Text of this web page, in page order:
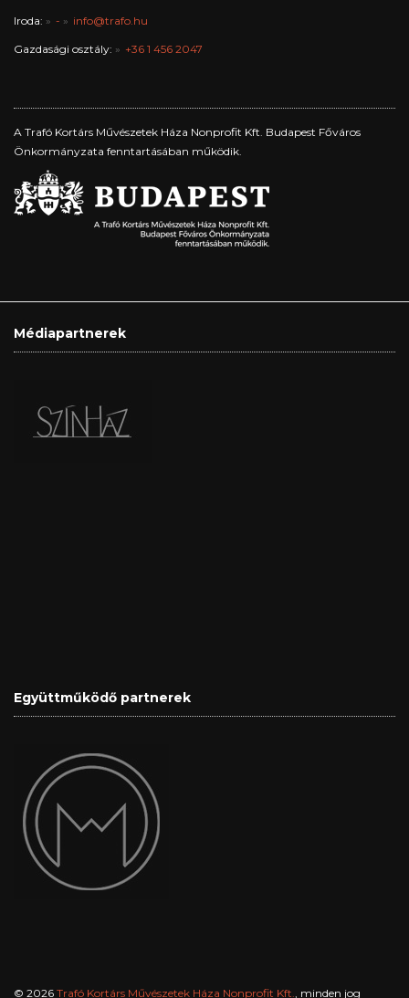
Iroda: - info@trafo.hu
Gazdasági osztály: +36 1 456 2047
A Trafó Kortárs Művészetek Háza Nonprofit Kft. Budapest Főváros
Önkormányzata fenntartásában működik.
Médiapartnerek
Együttműködő partnerek
© 2026 Trafó Kortárs Művészetek Háza Nonprofit Kft., minden jog